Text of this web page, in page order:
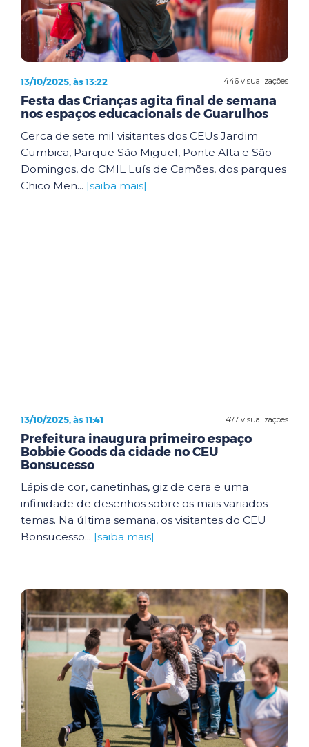
446 visualizações
13/10/2025, às 13:22
Festa das Crianças agita final de semana
nos espaços educacionais de Guarulhos
Cerca de sete mil visitantes dos CEUs Jardim
Cumbica, Parque São Miguel, Ponte Alta e São
Domingos, do CMIL Luís de Camões, dos parques
Chico Men... [saiba mais]
477 visualizações
13/10/2025, às 11:41
Prefeitura inaugura primeiro espaço
Bobbie Goods da cidade no CEU
Bonsucesso
Lápis de cor, canetinhas, giz de cera e uma
infinidade de desenhos sobre os mais variados
temas. Na última semana, os visitantes do CEU
Bonsucesso... [saiba mais]